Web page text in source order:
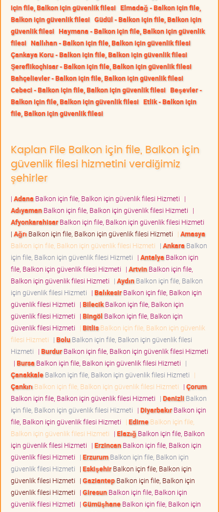
için file, Balkon için güvenlik filesi Elmadağ - Balkon için file,
Balkon için güvenlik filesi Güdül - Balkon için file, Balkon için
güvenlik filesi Haymana - Balkon için file, Balkon için güvenlik
filesi Nallıhan - Balkon için file, Balkon için güvenlik filesi
Çankaya Koru - Balkon için file, Balkon için güvenlik filesi
Şereflikoçhisar - Balkon için file, Balkon için güvenlik filesi
Bahçelievler - Balkon için file, Balkon için güvenlik filesi
Cebeci - Balkon için file, Balkon için güvenlik filesi Beşevler -
Balkon için file, Balkon için güvenlik filesi Etlik - Balkon için
file, Balkon için güvenlik filesi
Kaplan File Balkon için file, Balkon için
güvenlik filesi hizmetini verdiğimiz
şehirler
| Adana Balkon için file, Balkon için güvenlik filesi Hizmeti |
AdıyamanBalkon için file, Balkon için güvenlik filesi Hizmeti |
AfyonkarahisarBalkon için file, Balkon için güvenlik filesi Hizmeti
| Ağrı Balkon için file, Balkon için güvenlik filesi Hizmeti | Amasya
Balkon için file, Balkon için güvenlik filesi Hizmeti | Ankara Balkon
için file, Balkon için güvenlik filesi Hizmeti | Antalya Balkon için
file, Balkon için güvenlik filesi Hizmeti | ArtvinBalkon için file,
Balkon için güvenlik filesi Hizmeti | AydınBalkon için file, Balkon
için güvenlik filesi Hizmeti | BalıkesirBalkon için file, Balkon için
güvenlik filesi Hizmeti | BilecikBalkon için file, Balkon için
güvenlik filesi Hizmeti | Bingöl Balkon için file, Balkon için
güvenlik filesi Hizmeti | BitlisBalkon için file, Balkon için güvenlik
filesi Hizmeti | BoluBalkon için file, Balkon için güvenlik filesi
Hizmeti | BurdurBalkon için file, Balkon için güvenlik filesi Hizmeti
| Bursa Balkon için file, Balkon için güvenlik filesi Hizmeti |
ÇanakkaleBalkon için file, Balkon için güvenlik filesi Hizmeti |
Çankırı Balkon için file, Balkon için güvenlik filesi Hizmeti | Çorum
Balkon için file, Balkon için güvenlik filesi Hizmeti | Denizli Balkon
için file, Balkon için güvenlik filesi Hizmeti | DiyarbakırBalkon için
file, Balkon için güvenlik filesi Hizmeti | EdirneBalkon için file,
Balkon için güvenlik filesi Hizmeti | Elazığ Balkon için file, Balkon
için güvenlik filesi Hizmeti | ErzincanBalkon için file, Balkon için
güvenlik filesi Hizmeti | ErzurumBalkon için file, Balkon için
güvenlik filesi Hizmeti | EskişehirBalkon için file, Balkon için
güvenlik filesi Hizmeti | GaziantepBalkon için file, Balkon için
güvenlik filesi Hizmeti | GiresunBalkon için file, Balkon için
güvenlik filesi Hizmeti | GümüşhaneBalkon için file, Balkon için